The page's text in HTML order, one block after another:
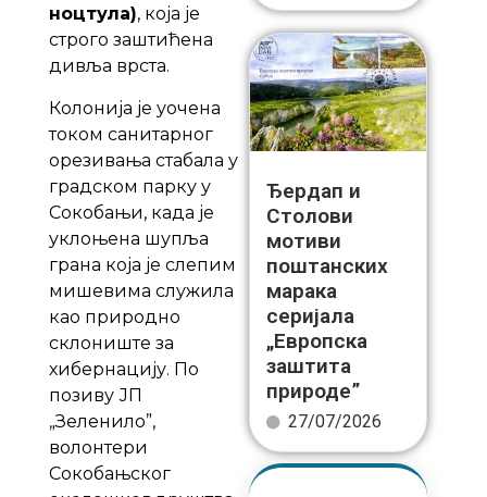
ноцтула), која је
строго заштићена
дивља врста.
Колонија је уочена
током санитарног
орезивања стабала у
градском парку у
Сокобањи, када је
уклоњена шупља
грана која је слепим
мишевима служила
као природно
склониште за
хибернацију. По
позиву ЈП
„Зеленило”,
волонтери
Сокобањског
Ђердап и
Столови
мотиви
поштанских
марака
серијала
„Европска
заштита
природе”
27/07/2026